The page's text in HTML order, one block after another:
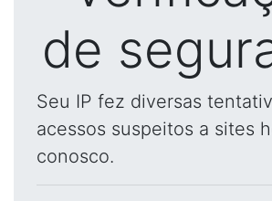
de
Seu IP fez diversas
acessos suspeitos a sites
conosco.